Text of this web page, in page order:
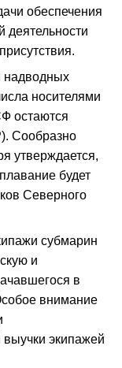
обеспечения
деятельности
надводных
носителями
остаются
Сообразно
утверждается,
будет
Северного
субмарин
и
в
внимание
экипажей